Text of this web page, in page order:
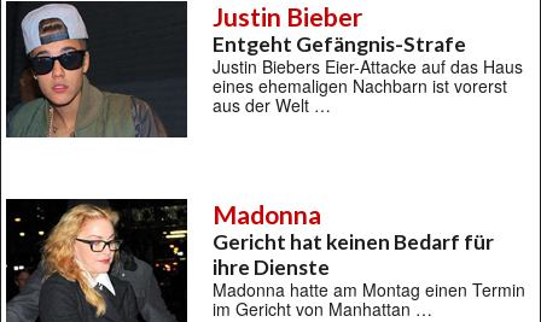
Justin Bieber
Entgeht Gefängnis-Strafe
Justin Biebers Eier-Attacke auf das Haus
eines ehemaligen Nachbarn ist vorerst
aus der Welt …
Madonna
Gericht hat keinen Bedarf für
ihre Dienste
Madonna hatte am Montag einen Termin
im Gericht von Manhattan …